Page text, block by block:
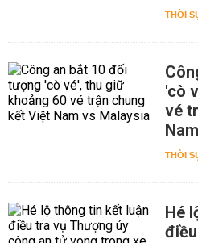
THỜI
'cò
vé
THỜI
Hé